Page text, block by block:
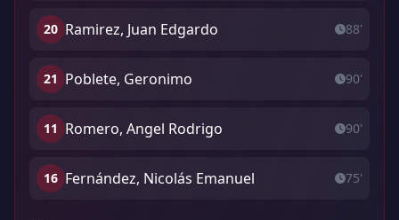
20 Ramirez, Juan Edgardo 88'
21 Poblete, Geronimo 90'
11 Romero, Angel Rodrigo 90'
16 Fernández, Nicolás Emanuel 75'